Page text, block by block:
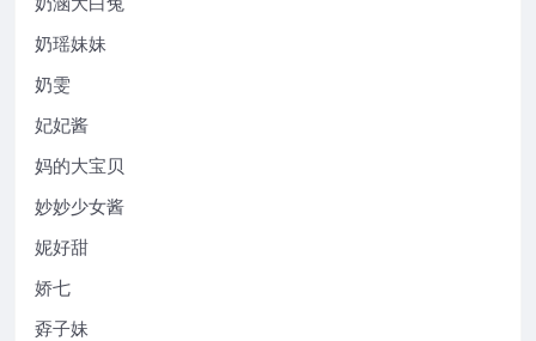
奶瑶妹妹
奶雯
妃妃酱
妈的大宝贝
妙妙少女酱
妮好甜
娇七
孬子妹